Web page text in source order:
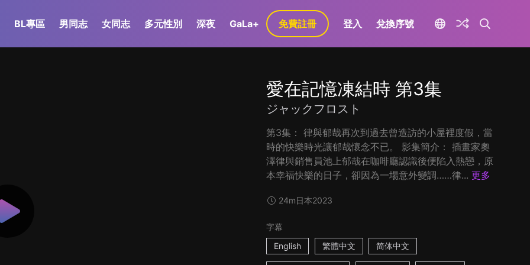
BL專區 男同志 女同志 多元性別 深夜 GaLa+ 免費註冊 登入 兌換序號
愛在記憶凍結時 第3集
ジャックフロスト
第3集： 律與郁哉再次到過去曾造訪的小屋裡度假，當
時的快樂時光讓郁哉懷念不已。 影集簡介： 插畫家奧
澤律與銷售員池上郁哉在咖啡廳認識後便陷入熱戀，原
本幸福快樂的日子，卻因為一場意外變調……律... 更多
24m日本2023
字幕
English
繁體中文 简体中文